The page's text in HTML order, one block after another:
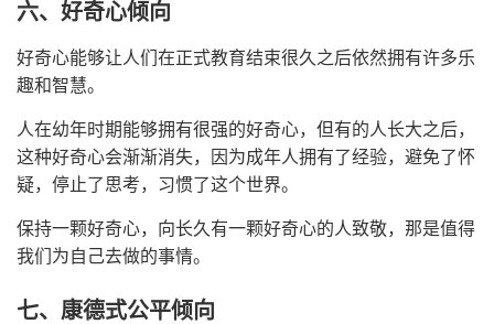
六、好奇心倾向
好奇心能够让人们在正式教育结束很久之后依然拥有许多乐
趣和智慧。
人在幼年时期能够拥有很强的好奇心，但有的人长大之后，
这种好奇心会渐渐消失，因为成年人拥有了经验，避免了怀
疑，停止了思考，习惯了这个世界。
保持一颗好奇心，向长久有一颗好奇心的人致敬，那是值得
我们为自己去做的事情。
七、康德式公平倾向